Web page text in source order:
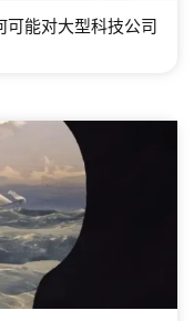
可能对大型科技公司